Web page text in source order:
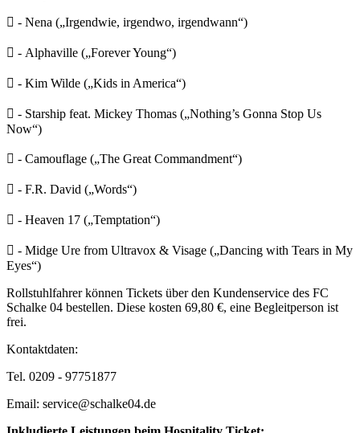
 - Nena („Irgendwie, irgendwo, irgendwann“)
 - Alphaville („Forever Young“)
 - Kim Wilde („Kids in America“)
 - Starship feat. Mickey Thomas („Nothing’s Gonna Stop Us
Now“)
 - Camouflage („The Great Commandment“)
 - F.R. David („Words“)
 - Heaven 17 („Temptation“)
 - Midge Ure from Ultravox & Visage („Dancing with Tears in My
Eyes“)
Rollstuhlfahrer können Tickets über den Kundenservice des FC
Schalke 04 bestellen. Diese kosten 69,80 €, eine Begleitperson ist
frei.
Kontaktdaten:
Tel. 0209 - 97751877
Email: service@schalke04.de